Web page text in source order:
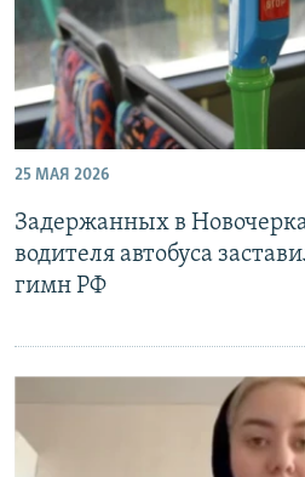
25 МАЯ 2026
Задержанных в
водителя автобуса
гимн РФ